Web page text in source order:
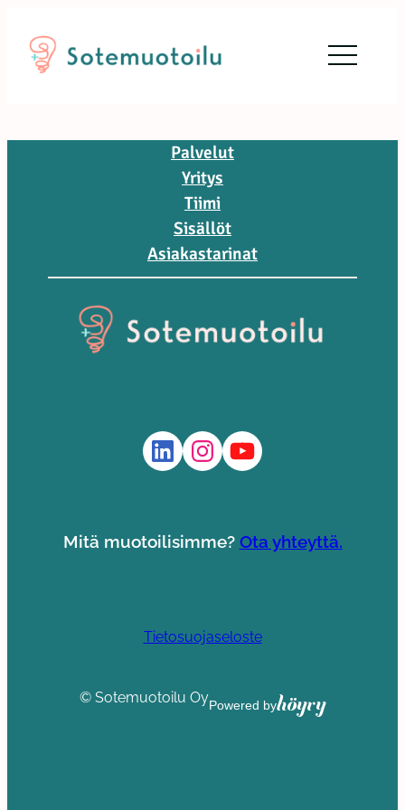
sisältöön
Palvelut
Yritys
Tiimi
Sisällöt
Asiakastarinat
LinkedIn
Instagram
YouTube
Mitä muotoilisimme? Ota yhteyttä.
Tietosuojaseloste
© Sotemuotoilu OyPowered byHöyry